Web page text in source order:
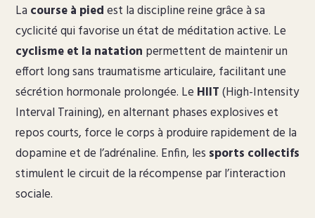
La course à piedest la discipline reine grâce à sa
cyclicité qui favorise un état de méditation active. Le
cyclisme et la natation permettent de maintenir un
effort long sans traumatisme articulaire, facilitant une
sécrétion hormonale prolongée. Le HIIT(High-Intensity
Interval Training), en alternant phases explosives et
repos courts, force le corps à produire rapidement de la
dopamine et de l’adrénaline. Enfin, les sports collectifs
stimulent le circuit de la récompense par l’interaction
sociale.